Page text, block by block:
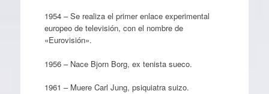
1954 – Se realiza el primer enlace experimental
europeo de televisión, con el nombre de
«Eurovisión».
1956 – Nace Bjorn Borg, ex tenista sueco.
1961 – Muere Carl Jung, psiquiatra suizo.